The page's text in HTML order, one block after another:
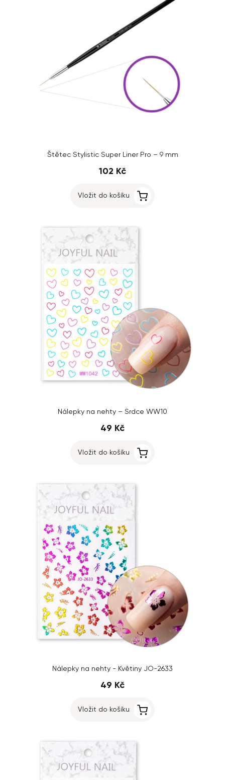
Štětec Stylistic Super Liner Pro – 9 mm
102 Kč
Vložit do košíku
Nálepky na nehty – Srdce WW10
49 Kč
Vložit do košíku
Nálepky na nehty - Květiny JO-2633
49 Kč
Vložit do košíku